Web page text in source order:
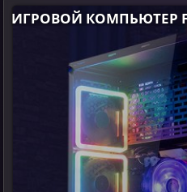
ИГРОВОЙ КОМПЬЮТЕР